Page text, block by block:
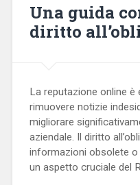
Una guida
diritto
La reputazione online è
rimuovere notizie
migliorare
aziendale. Il diritto
informazioni obsolete o
un aspetto cruciale del